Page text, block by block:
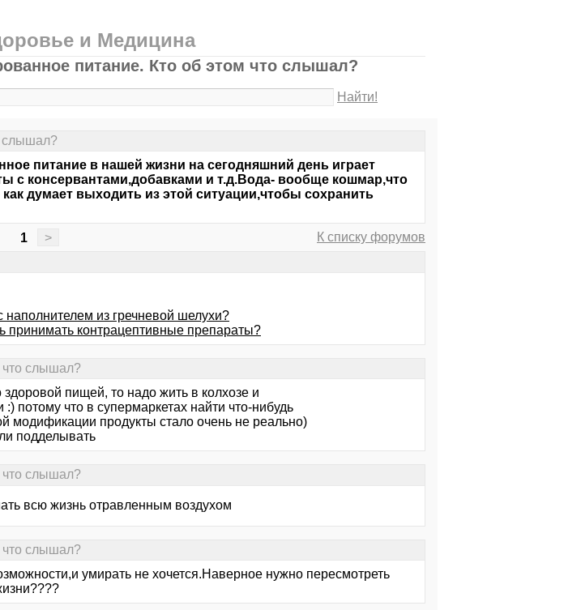
и Медицина
питание. Кто об этом что слышал?
Найти!
слышал?
питание в нашей жизни на сегодняшний день играет
с консервантами,добавками и т.д.Вода- вообще кошмар,что
как думает выходить из этой ситуации,чтобы сохранить
1 >
К списку форумов
наполнителем из гречневой шелухи?
принимать контрацептивные препараты?
что слышал?
пищей, то надо жить в колхозе и
потому что в супермаркетах найти что-нибудь
модификации продукты стало очень не реально)
подделывать
что слышал?
всю жизнь отравленным воздухом
что слышал?
умирать не хочется.Наверное нужно пересмотреть